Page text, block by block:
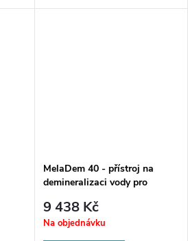
MelaDem 40 - přístroj na
demineralizaci vody pro
9 438 Kč
Na objednávku